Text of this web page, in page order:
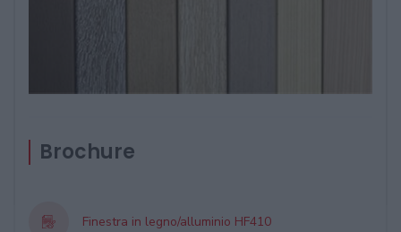
Brochure
Finestra in legno/alluminio HF410